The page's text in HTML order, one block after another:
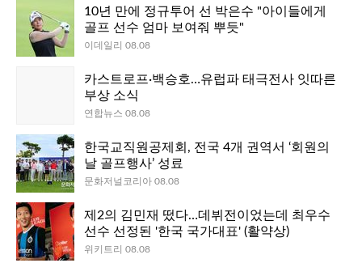
10년 만에 정규투어 선 박은수 "아이들에게
골프 선수 엄마 보여줘 뿌듯"
이데일리 08.08
카스트로프·백승호…유럽파 태극전사 잇따른
부상 소식
연합뉴스 08.08
한국교직원공제회, 전국 4개 권역서 ‘회원의
날 골프행사’ 성료
문화저널코리아 08.08
제2의 김민재 떴다…데뷔전이었는데 최우수
선수 선정된 '한국 국가대표' (활약상)
위키트리 08.08